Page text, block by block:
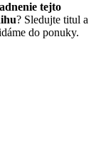
tejto
? Sledujte titul a
do ponuky.